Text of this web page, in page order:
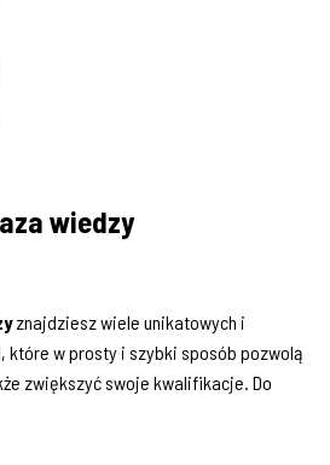
wiedzy
znajdziesz wiele unikatowych i
które w prosty i szybki sposób pozwolą
zwiększyć swoje kwalifikacje. Do